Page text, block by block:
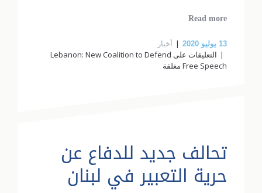
Read more
13 يوليو 2020
أخبار
التعليقات
على Lebanon: New Coalition to Defend
Free Speech مغلقة
تحالف جديد للدفاع عن
حرية التعبير في لبنان